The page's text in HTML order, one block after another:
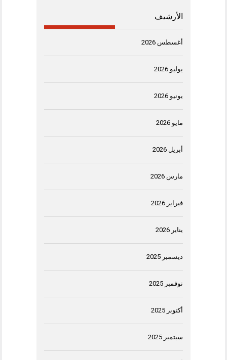
الأرشيف
أغسطس 2026
يوليو 2026
يونيو 2026
مايو 2026
أبريل 2026
مارس 2026
فبراير 2026
يناير 2026
ديسمبر 2025
نوفمبر 2025
أكتوبر 2025
سبتمبر 2025